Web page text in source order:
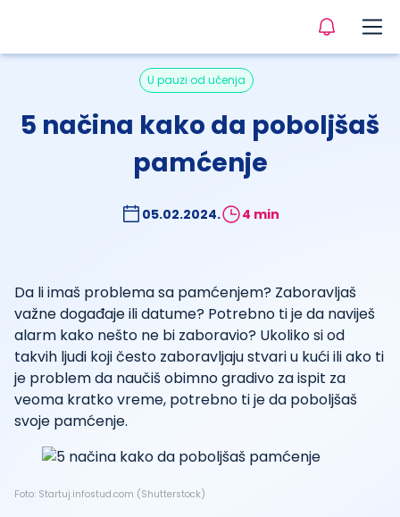
U pauzi od učenja
5 načina kako da poboljšaš
pamćenje
05.02.2024. 4 min
Da li imaš problema sa pamćenjem? Zaboravljaš
važne događaje ili datume? Potrebno ti je da naviješ
alarm kako nešto ne bi zaboravio? Ukoliko si od
takvih ljudi koji često zaboravljaju stvari u kući ili ako ti
je problem da naučiš obimno gradivo za ispit za
veoma kratko vreme, potrebno ti je da poboljšaš
svoje pamćenje.
Foto: Startuj.infostud.com (Shutterstock)